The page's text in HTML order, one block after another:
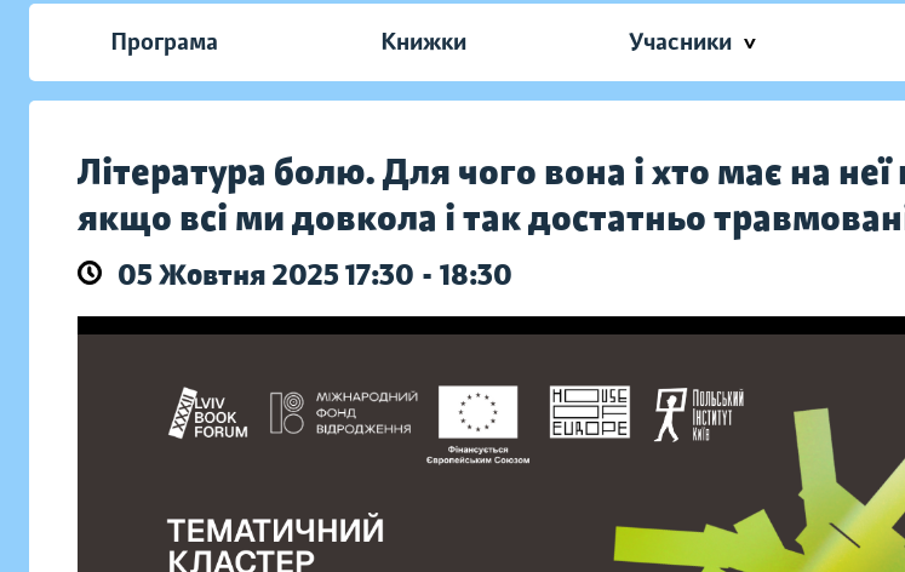
Програма Книжки Учасники
Література болю. Для чого вона і хто має на неї
якщо всі ми довкола і так достатньо
05 Жовтня 2025 17:30 - 18:30